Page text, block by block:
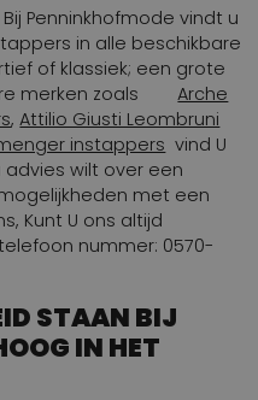
Penninkhofmode vindt u
in alle beschikbare
of klassiek; een grote
merken zoalsArche
,Attilio Giusti Leombruni
instappers vind U
wilt over een
met een
Kunt U ons altijd
nummer: 0570-
STAAN BIJ
IN HET